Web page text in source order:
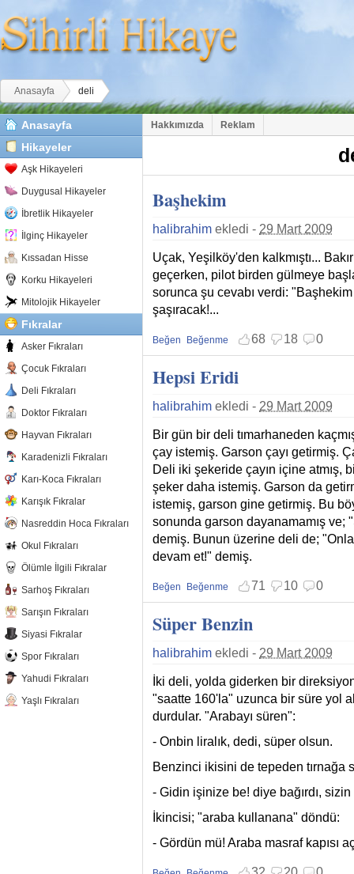
Buradasınız
Anasayfa deli
Anasayfa
Hikayeler
Aşk Hikayeleri
Duygusal Hikayeler
İbretlik Hikayeler
İlginç Hikayeler
Kıssadan Hisse
Korku Hikayeleri
Mitolojik Hikayeler
Fıkralar
Asker Fıkraları
Çocuk Fıkraları
Deli Fıkraları
Doktor Fıkraları
Hayvan Fıkraları
Karadenizli Fıkraları
Karı-Koca Fıkraları
Karışık Fıkralar
Nasreddin Hoca Fıkraları
Okul Fıkraları
Ölümle İlgili Fıkralar
Sarhoş Fıkraları
Sarışın Fıkraları
Siyasi Fıkralar
Spor Fıkraları
Yahudi Fıkraları
Yaşlı Fıkraları
Hakkımızda Reklam
Başhekim
halibrahim ekledi - 29 Mart 2009
Uçak, Yeşilköy'den kalkmıştı...
geçerken, pilot birden gülmeye
sorunca şu cevabı verdi: "Başhekim
şaşıracak!...
Beğen
Beğenmekten vazgeç
Beğenme
Beğenmemekten vazgeç
68 18 0
Hepsi Eridi
halibrahim ekledi - 29 Mart 2009
Bir gün bir deli tımarhaneden
çay istemiş. Garson çayı getirmiş.
Deli iki şekeride çayın içine atmış,
şeker daha istemiş. Garson da
istemiş, garson gine getirmiş. Bu
sonunda garson dayanamamış ve;
demiş. Bunun üzerine deli de;
devam et!" demiş.
Beğen
Beğenmekten vazgeç
Beğenme
Beğenmemekten vazgeç
71 10 0
Süper Benzin
halibrahim ekledi - 29 Mart 2009
İki deli, yolda giderken bir
"saatte 160'la" uzunca bir süre yol
durdular. "Arabayı süren":
- Onbin liralık, dedi, süper olsun.
Benzinci ikisini de tepeden tırnağa
- Gidin işinize be! diye bağırdı, sizin
İkincisi; "araba kullanana" döndü:
- Gördün mü! Araba masraf kapısı